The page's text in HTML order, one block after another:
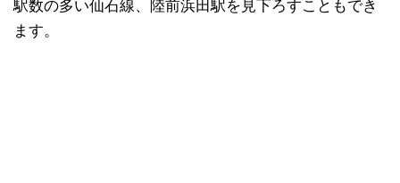
駅数の多い仙石線、陸前浜田駅を見下ろすこともでき
ます。